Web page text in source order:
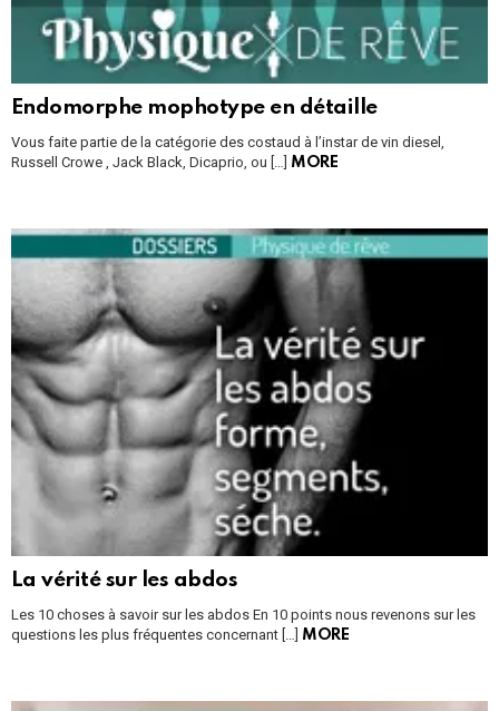
Endomorphe mophotype en détaille
Vous faite partie de la catégorie des costaud à l’instar de vin diesel,
Russell Crowe , Jack Black, Dicaprio, ou […]
MORE
La vérité sur les abdos
Les 10 choses à savoir sur les abdos En 10 points nous revenons sur les
questions les plus fréquentes concernant […] MORE